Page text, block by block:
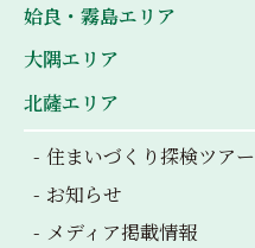
姶良・霧島エリア
大隅エリア
北薩エリア
住まいづくり探検ツアー
お知らせ
メディア掲載情報